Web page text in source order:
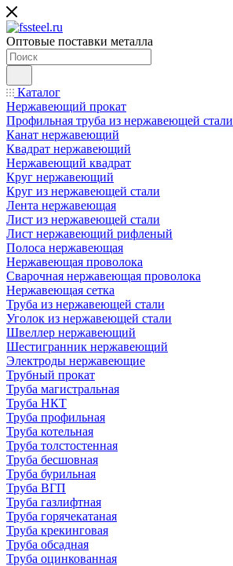
Оптовые поставки металла
Каталог
Нержавеющий прокат
Профильная труба из нержавеющей стали
Канат нержавеющий
Квадрат нержавеющий
Нержавеющий квадрат
Круг нержавеющий
Круг из нержавеющей стали
Лента нержавеющая
Лист из нержавеющей стали
Лист нержавеющий рифленый
Полоса нержавеющая
Нержавеющая проволока
Сварочная нержавеющая проволока
Нержавеющая сетка
Труба из нержавеющей стали
Уголок из нержавеющей стали
Швеллер нержавеющий
Шестигранник нержавеющий
Электроды нержавеющие
Трубный прокат
Труба магистральная
Труба НКТ
Труба профильная
Труба котельная
Труба толстостенная
Труба бесшовная
Труба бурильная
Труба ВГП
Труба газлифтная
Труба горячекатаная
Труба крекинговая
Труба обсадная
Труба оцинкованная